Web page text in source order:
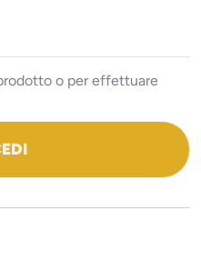
o per effettuare